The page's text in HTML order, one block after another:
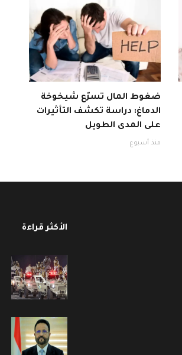
ضغوط المال تسرّع شيخوخة
الدماغ: دراسة تكشف التأثيرات
على المدى الطويل
منذ أسبوع
الأكثر قراءة